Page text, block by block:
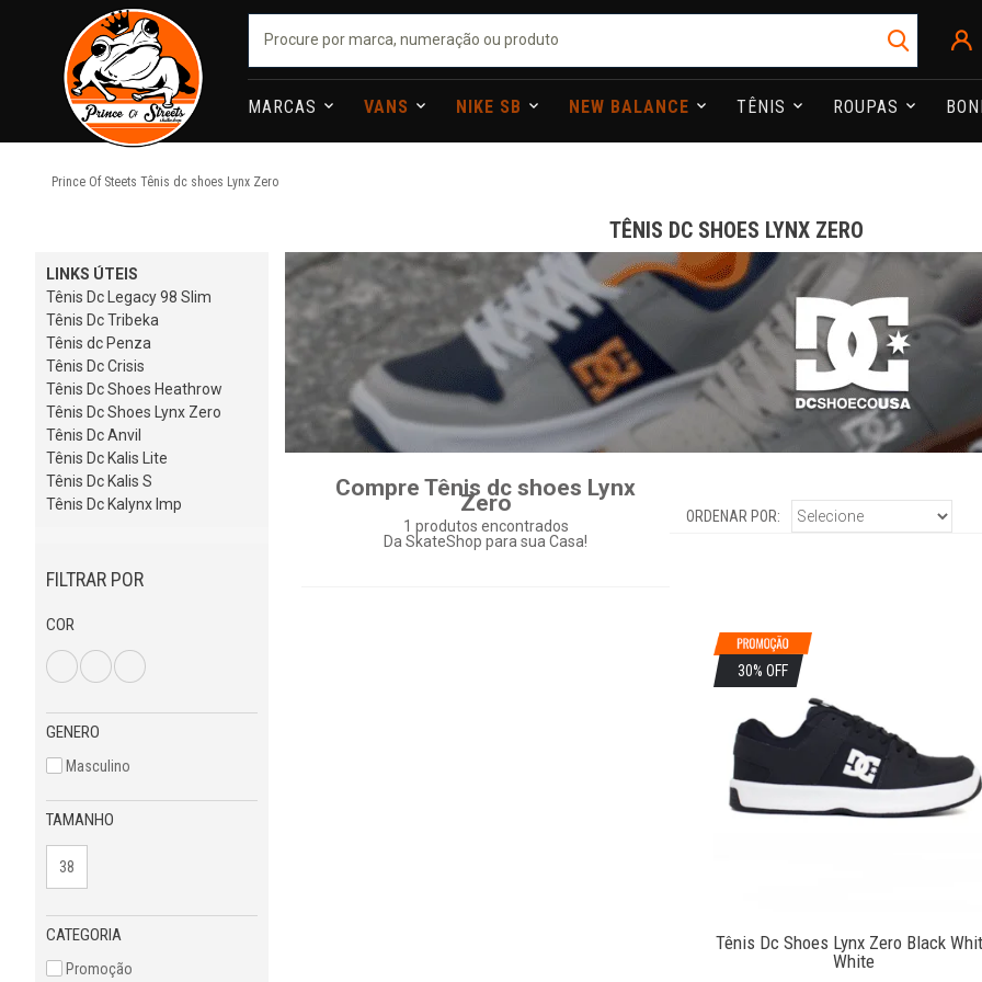
MARCAS VANS NIKE SB NEW BALANCE TÊNIS ROUPAS
Prince Of Steets Tênis dc shoes Lynx Zero
TÊNIS DC SHOES LYNX ZERO
LINKS ÚTEIS
Tênis Dc Legacy 98 Slim
Tênis Dc Tribeka
Tênis dc Penza
Tênis Dc Crisis
Tênis Dc Shoes Heathrow
Tênis Dc Shoes Lynx Zero
Tênis Dc Anvil
Tênis Dc Kalis Lite
Tênis Dc Kalis S
Tênis Dc Kalynx Imp
FILTRAR POR
COR
GENERO
Masculino
TAMANHO
38
CATEGORIA
Promoção
Compre Tênis dc shoes Lynx
Zero
1 produtos encontrados
Da SkateShop para sua Casa!
ORDENAR POR:
30% OFF
Tênis Dc Shoes Lynx Zero Black
White